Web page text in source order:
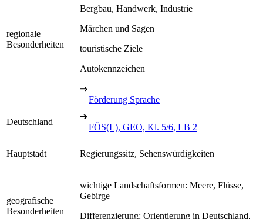
regionale
Besonderheiten
Bergbau, Handwerk, Industrie
Märchen und Sagen
touristische Ziele
Autokennzeichen
⇒
Förderung Sprache
Deutschland
➔
FÖS(L), GEO, Kl. 5/6, LB 2
Hauptstadt Regierungssitz, Sehenswürdigkeiten
geografische
Besonderheiten
wichtige Landschaftsformen: Meere, Flüsse,
Gebirge
Differenzierung: Orientierung in Deutschland,